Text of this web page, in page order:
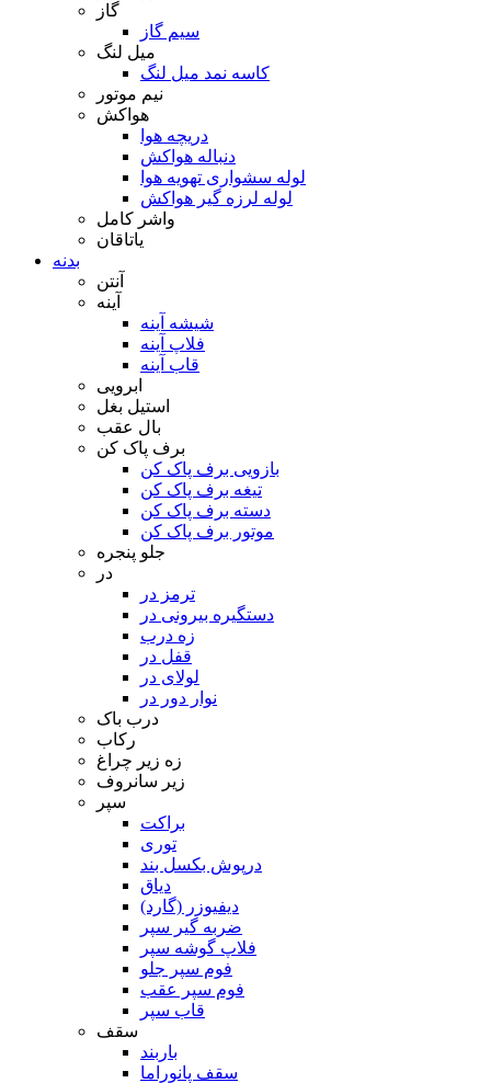
گاز
سیم گاز
میل لنگ
کاسه نمد میل لنگ
نیم موتور
هواکش
دریچه هوا
دنباله هواکش
لوله سشواری تهویه هوا
لوله لرزه گیر هواکش
واشر کامل
یاتاقان
بدنه
آنتن
آینه
شیشه آینه
فلاپ آینه
قاب آینه
ابرویی
استیل بغل
بال عقب
برف پاک کن
بازویی برف پاک کن
تیغه برف پاک کن
دسته برف پاک کن
موتور برف پاک کن
جلو پنجره
در
ترمز در
دستگیره بیرونی در
زه درب
قفل در
لولای در
نوار دور در
درب باک
رکاب
زه زیر چراغ
زیر سانروف
سپر
براکت
توری
درپوش بکسل بند
دیاق
دیفیوزر (گارد)
ضربه گیر سپر
فلاپ گوشه سپر
فوم سپر جلو
فوم سپر عقب
قاب سپر
سقف
باربند
سقف پانوراما